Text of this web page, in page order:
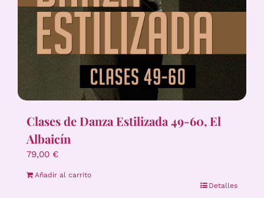
Clases de Danza Estilizada 49-60, El
Albaicín
79,00 €
Añadir al carrito
Detalles